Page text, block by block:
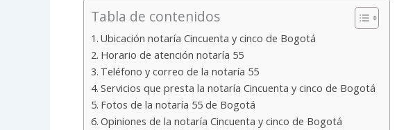
Tabla de contenidos
Ubicación notaría Cincuenta y cinco de Bogotá
Horario de atención notaría 55
Teléfono y correo de la notaría 55
Servicios que presta la notaría Cincuenta y cinco de Bogotá
Fotos de la notaría 55 de Bogotá
Opiniones de la notaría Cincuenta y cinco de Bogotá